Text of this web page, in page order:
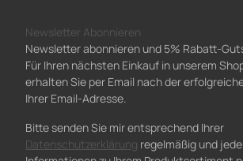
Newsletter Abonnieren
Newsletter abonnieren und 5% Rabatt-
Für Ihren nächsten Einkauf in unserem
erhalten Sie per Email nach der
Ihrer Email-Adresse.
Bitte senden Sie mir entsprechend Ihrer
Datenschutzerklärung regelmäßig und